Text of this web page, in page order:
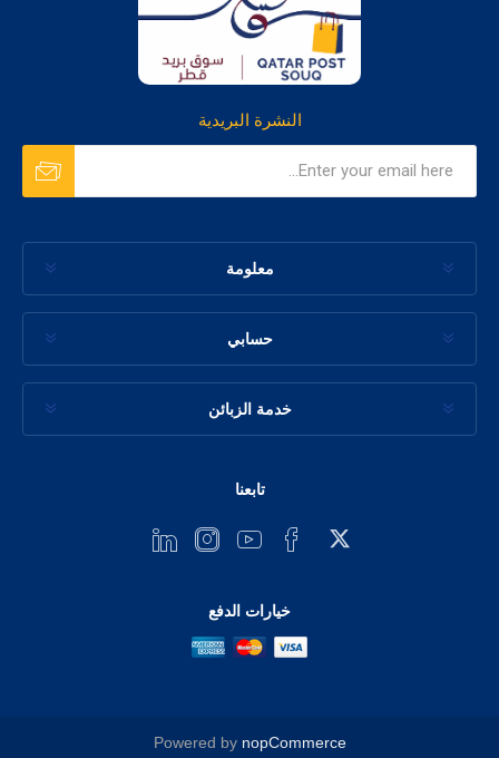
النشرة البريدية
معلومة
حسابي
خدمة الزبائن
تابعنا
خيارات الدفع
Powered by nopCommerce